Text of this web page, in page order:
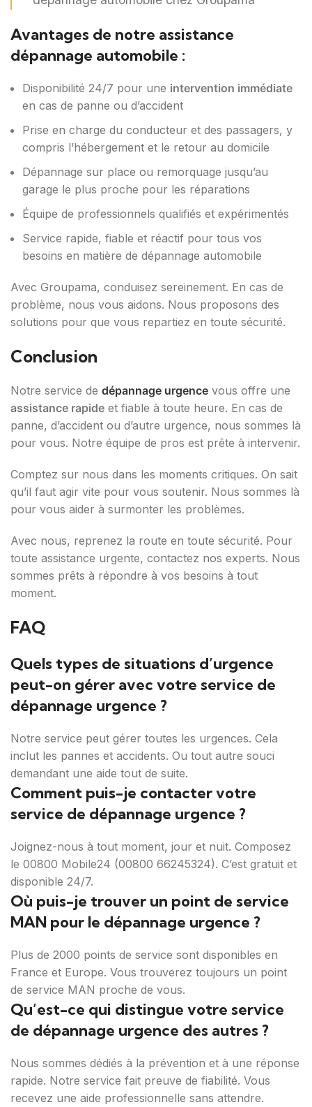
Avantages de notre assistance
dépannage automobile :
Disponibilité 24/7 pour une intervention immédiate
en cas de panne ou d’accident
Prise en charge du conducteur et des passagers, y
compris l’hébergement et le retour au domicile
Dépannage sur place ou remorquage jusqu’au
garage le plus proche pour les réparations
Équipe de professionnels qualifiés et expérimentés
Service rapide, fiable et réactif pour tous vos
besoins en matière de dépannage automobile
Avec Groupama, conduisez sereinement. En cas de
problème, nous vous aidons. Nous proposons des
solutions pour que vous repartiez en toute sécurité.
Conclusion
Notre service de dépannage urgence vous offre une
assistance rapide et fiable à toute heure. En cas de
panne, d’accident ou d’autre urgence, nous sommes là
pour vous. Notre équipe de pros est prête à intervenir.
Comptez sur nous dans les moments critiques. On sait
qu’il faut agir vite pour vous soutenir. Nous sommes là
pour vous aider à surmonter les problèmes.
Avec nous, reprenez la route en toute sécurité. Pour
toute assistance urgente, contactez nos experts. Nous
sommes prêts à répondre à vos besoins à tout
moment.
FAQ
Quels types de situations d’urgence
peut-on gérer avec votre service de
dépannage urgence ?
Notre service peut gérer toutes les urgences. Cela
inclut les pannes et accidents. Ou tout autre souci
demandant une aide tout de suite.
Comment puis-je contacter votre
service de dépannage urgence ?
Joignez-nous à tout moment, jour et nuit. Composez
le 00800 Mobile24 (00800 66245324). C’est gratuit et
disponible 24/7.
Où puis-je trouver un point de service
MAN pour le dépannage urgence ?
Plus de 2000 points de service sont disponibles en
France et Europe. Vous trouverez toujours un point
de service MAN proche de vous.
Qu’est-ce qui distingue votre service
de dépannage urgence des autres ?
Nous sommes dédiés à la prévention et à une réponse
rapide. Notre service fait preuve de fiabilité. Vous
recevez une aide professionnelle sans attendre.